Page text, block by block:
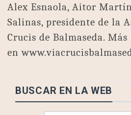
Alex Esnaola, Aitor
Salinas, presidente de la
Crucis de Balmaseda.
en
BUSCAR EN LA WEB